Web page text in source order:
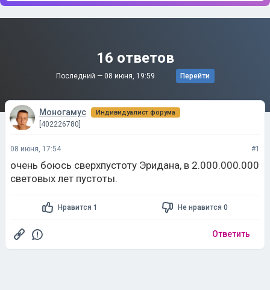
16 ответов
Последний — 08 июня, 19:59 Перейти
Моногамус Индивидуалист форума
[402226780]
08 июня, 17:54 #1
очень боюсь сверхпустоту Эридана, в 2.000.000.000
световых лет пустоты.
Нравится 1 Не нравится 0
Ответить